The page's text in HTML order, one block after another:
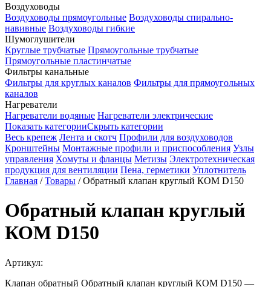
Воздуховоды
Воздуховоды прямоугольные Воздуховоды спирально-
навивные Воздуховоды гибкие
Шумоглушители
Круглые трубчатые Прямоугольные трубчатые
Прямоугольные пластинчатые
Фильтры канальные
Фильтры для круглых каналов Фильтры для прямоугольных
каналов
Нагреватели
Нагреватели водяные Нагреватели электрические
Показать категорииСкрыть категории
Весь крепеж Лента и скотч Профили для воздуховодов
Кронштейны Монтажные профили и приспособления Узлы
управления Хомуты и фланцы Метизы Электротехническая
продукция для вентиляции Пена, герметики Уплотнитель
Главная /Товары /Обратный клапан круглый КОМ D150
Обратный клапан круглый
КОМ D150
Артикул:
Клапан обратный Обратный клапан круглый КОМ D150 —